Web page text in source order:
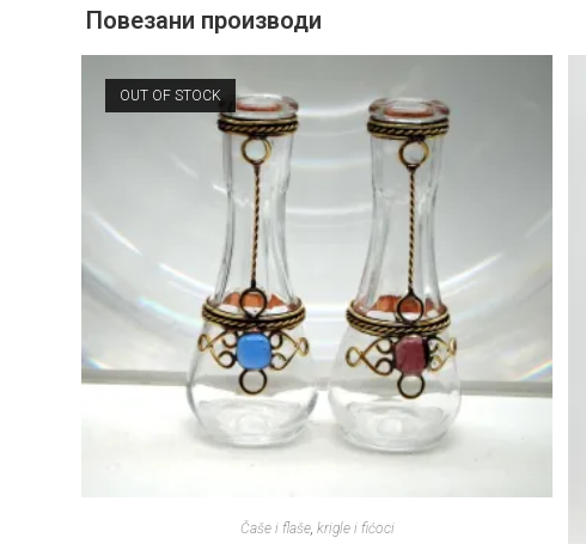
Повезани производи
OUT OF STOCK
Čaše i flaše, krigle i fićoci